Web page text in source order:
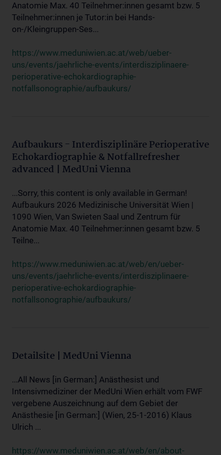
Anatomie Max. 40 Teilnehmer:innen gesamt bzw. 5
Teilnehmer:innen je Tutor:in bei Hands-
on-/Kleingruppen-Ses...
https://www.meduniwien.ac.at/web/ueber-
uns/events/jaehrliche-events/interdisziplinaere-
perioperative-echokardiographie-
notfallsonographie/aufbaukurs/
Aufbaukurs - Interdisziplinäre Perioperative
Echokardiographie & Notfallrefresher
advanced | MedUni Vienna
...Sorry, this content is only available in German!
Aufbaukurs 2026 Medizinische Universität Wien |
1090 Wien, Van Swieten Saal und Zentrum für
Anatomie Max. 40 Teilnehmer:innen gesamt bzw. 5
Teilne...
https://www.meduniwien.ac.at/web/en/ueber-
uns/events/jaehrliche-events/interdisziplinaere-
perioperative-echokardiographie-
notfallsonographie/aufbaukurs/
Detailsite | MedUni Vienna
...All News [in German:] Anästhesist und
Intensivmediziner der MedUni Wien erhält vom FWF
vergebene Auszeichnung auf dem Gebiet der
Anästhesie [in German:] (Wien, 25-1-2016) Klaus
Ulrich ...
https://www.meduniwien.ac.at/web/en/about-